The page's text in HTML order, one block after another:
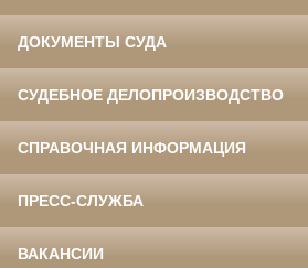
ДОКУМЕНТЫ СУДА
СУДЕБНОЕ ДЕЛОПРОИЗВОДСТВО
СПРАВОЧНАЯ ИНФОРМАЦИЯ
ПРЕСС-СЛУЖБА
ВАКАНСИИ